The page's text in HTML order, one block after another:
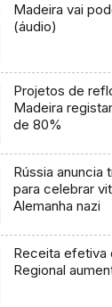
Madeira vai
(áudio)
Projetos de
Madeira
de 80%
Rússia anuncia
para celebrar
Alemanha nazi
Receita efetiva
Regional